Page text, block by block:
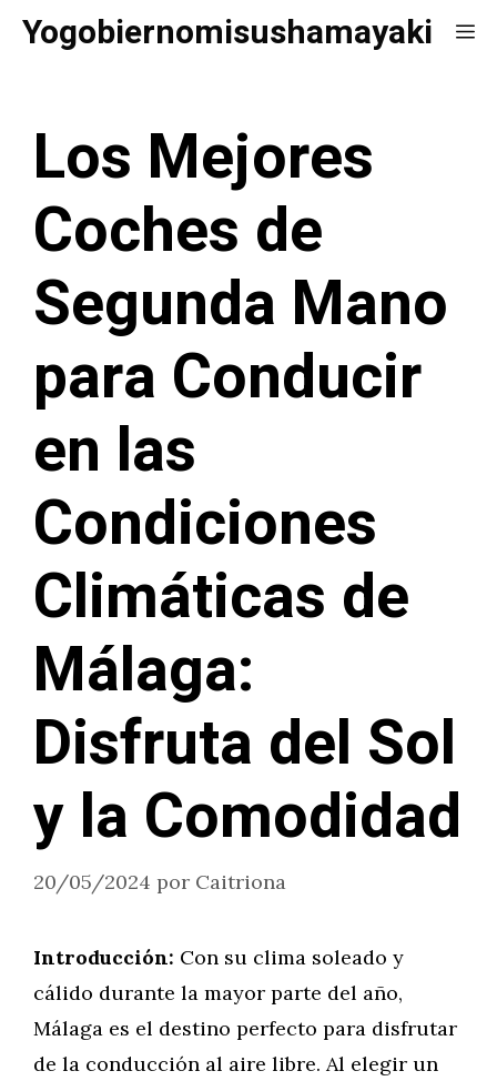
SaltarYogobiernomisushamayaki
Los Mejores
Coches de
Segunda Mano
para Conducir
en las
Condiciones
Climáticas de
Málaga:
Disfruta del Sol
y la Comodidad
20/05/2024 por Caitriona
Introducción: Con su clima soleado y
cálido durante la mayor parte del año,
Málaga es el destino perfecto para disfrutar
de la conducción al aire libre. Al elegir un